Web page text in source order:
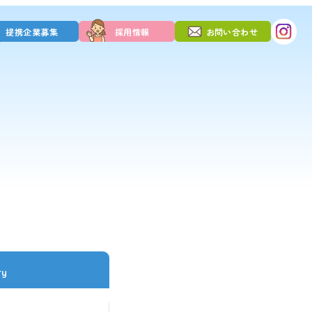
提携企業募集 採用情報 お問い合わせ